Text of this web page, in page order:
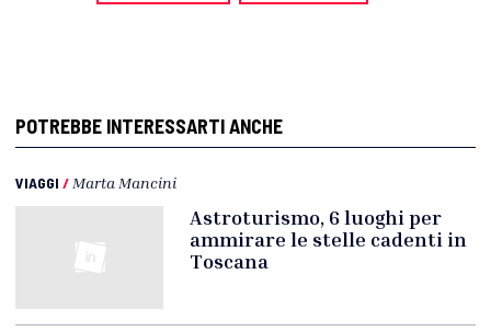
POTREBBE INTERESSARTI ANCHE
VIAGGI / Marta Mancini
Astroturismo, 6 luoghi per
ammirare le stelle cadenti in
Toscana